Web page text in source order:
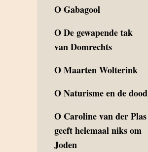
OGabagool
ODe gewapende tak
van Domrechts
OMaarten Wolterink
ONaturisme en de dood
O Caroline van der Plas
geeft helemaal niks om
Joden